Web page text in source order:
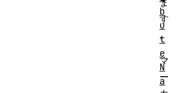
ま
す
。
マ
ー
b
u
t
e
N
a